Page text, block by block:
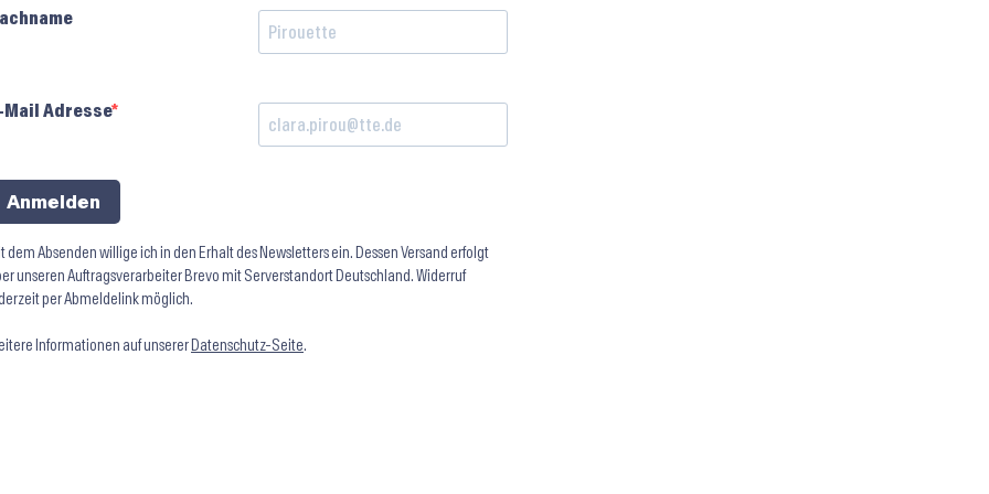
Mail Adresse
Anmelden
dem Absenden willige ich in den Erhalt des Newsletters ein. Dessen Versand erfolgt
unseren Auftragsverarbeiter Brevo mit Serverstandort Deutschland. Widerruf
per Abmeldelink möglich.
Informationen auf unserer Datenschutz-Seite.